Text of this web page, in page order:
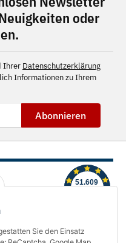
Sie den Einsatz
oder
Ihrer Datenschutzerklärung
Informationen zu Ihrem
Abonnieren